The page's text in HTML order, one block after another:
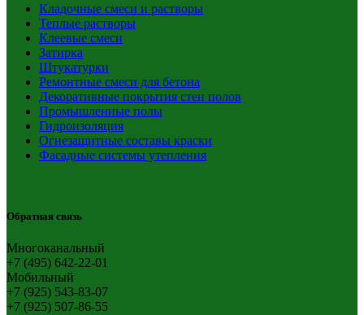
Кладочные смеси и растворы
Теплые растворы
Клеевые смеси
Затирка
Штукатурки
Ремонтные смеси для бетона
Декоративные покрытия стен полов
Промышленные полы
Гидроизоляция
Огнезащитные составы краски
Фасадные системы утепления
Обратная связь
Многоканальный
+7 (495) 642-22-01
Мобильный
+7 (925) 543-83-07
+7 (925) 507-86-55